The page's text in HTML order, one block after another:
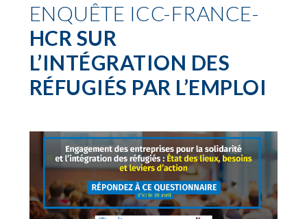
ENQUÊTE ICC-FRANCE-
HCR SUR
L’INTÉGRATION DES
RÉFUGIÉS PAR L’EMPLOI